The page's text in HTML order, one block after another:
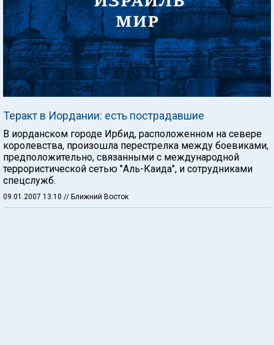
Теракт в Иордании: есть пострадавшие
В иорданском городе Ирбид, расположенном на севере
королевства, произошла перестрелка между боевиками,
предположительно, связанными с международной
террористической сетью "Аль-Каида", и сотрудниками
спецслужб.
09.01.2007 13:10 // Ближний Восток